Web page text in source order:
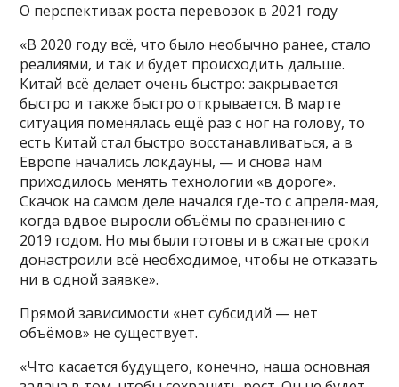
О перспективах роста перевозок в 2021 году
«В 2020 году всё, что было необычно ранее, стало
реалиями, и так и будет происходить дальше.
Китай всё делает очень быстро: закрывается
быстро и также быстро открывается. В марте
ситуация поменялась ещё раз с ног на голову, то
есть Китай стал быстро восстанавливаться, а в
Европе начались локдауны, — и снова нам
приходилось менять технологии «в дороге».
Скачок на самом деле начался где-то с апреля-мая,
когда вдвое выросли объёмы по сравнению с
2019 годом. Но мы были готовы и в сжатые сроки
донастроили всё необходимое, чтобы не отказать
ни в одной заявке».
Прямой зависимости «нет субсидий — нет
объёмов» не существует.
«Что касается будущего, конечно, наша основная